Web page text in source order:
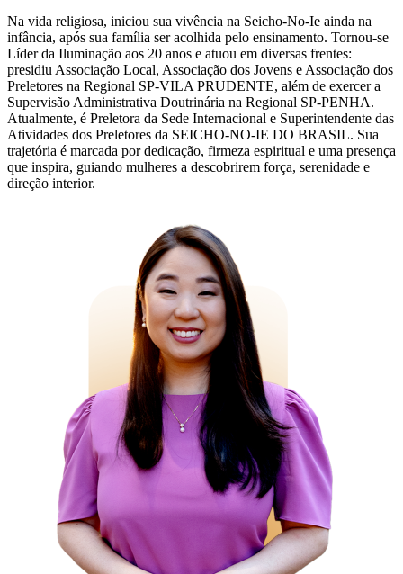
Na vida religiosa, iniciou sua vivência na Seicho-No-Ie ainda na
infância, após sua família ser acolhida pelo ensinamento. Tornou-se
Líder da Iluminação aos 20 anos e atuou em diversas frentes:
presidiu Associação Local, Associação dos Jovens e Associação dos
Preletores na Regional SP-VILA PRUDENTE, além de exercer a
Supervisão Administrativa Doutrinária na Regional SP-PENHA.
Atualmente, é Preletora da Sede Internacional e Superintendente das
Atividades dos Preletores da SEICHO-NO-IE DO BRASIL. Sua
trajetória é marcada por dedicação, firmeza espiritual e uma presença
que inspira, guiando mulheres a descobrirem força, serenidade e
direção interior.